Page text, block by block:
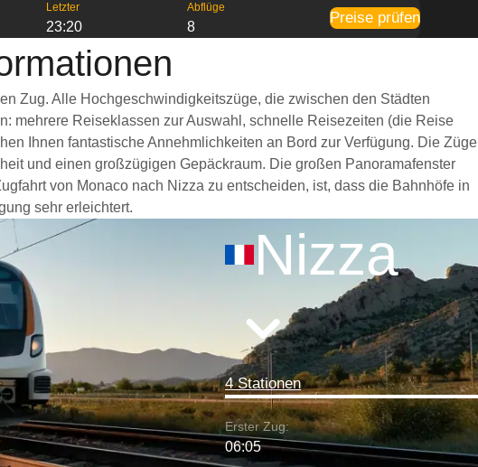
Letzter
23:20
Abflüge
8
Preise prüfen
Zug. Alle Hochgeschwindigkeitszüge, die zwischen den Städten
mehrere Reiseklassen zur Auswahl, schnelle Reisezeiten (die Reise
Ihnen fantastische Annehmlichkeiten an Bord zur Verfügung. Die Züge
und einen großzügigen Gepäckraum. Die großen Panoramafenster
von Monaco nach Nizza zu entscheiden, ist, dass die Bahnhöfe in
sehr erleichtert.
Nizza
4 Stationen
Erster Zug:
06:05